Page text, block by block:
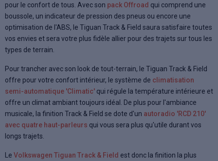
pour le confort de tous. Avec son pack Offroad qui comprend une
boussole, un indicateur de pression des pneus ou encore une
optimisation de l'ABS, le Tiguan Track & Field saura satisfaire toutes
vos envies et sera votre plus fidèle allier pour des trajets sur tous les
types de terrain.
Pour trancher avec son look de tout-terrain, le Tiguan Track & Field
offre pour votre confort intérieur, le système de climatisation
semi-automatique 'Climatic' qui régule la température intérieure et
offre un climat ambiant toujours idéal. De plus pour l'ambiance
musicale, la finition Track & Field se dote d'un autoradio 'RCD 210'
avec quatre haut-parleurs qui vous sera plus qu'utile durant vos
longs trajets.
Le Volkswagen Tiguan Track & Field est donc la finition la plus